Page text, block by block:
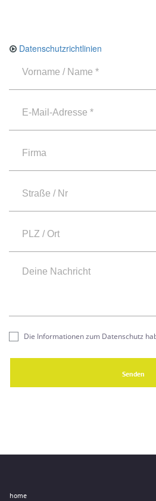
 Datenschutzrichtlinien
Die Informationen zum Datenschutz
Senden
home